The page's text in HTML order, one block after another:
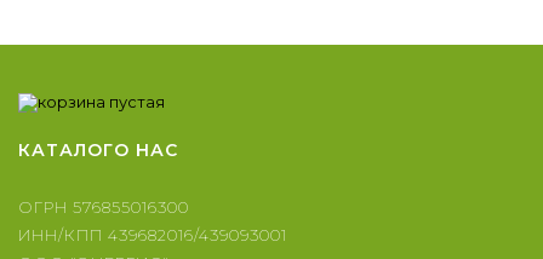
КАТАЛОГО НАС
ОГРН 576855016300
ИНН/КПП 439682016/439093001